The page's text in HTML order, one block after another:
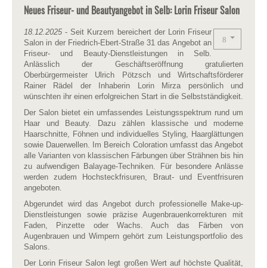
Neues Friseur- und Beautyangebot in Selb: Lorin Friseur Salon
18.12.2025 - Seit Kurzem bereichert der Lorin Friseur
Salon in der Friedrich-Ebert-Straße 31 das Angebot an
Friseur- und Beauty-Dienstleistungen in Selb.
Anlässlich der Geschäftseröffnung gratulierten
Oberbürgermeister Ulrich Pötzsch und Wirtschaftsförderer
Rainer Rädel der Inhaberin Lorin Mirza persönlich und
wünschten ihr einen erfolgreichen Start in die Selbstständigkeit.
Der Salon bietet ein umfassendes Leistungsspektrum rund um
Haar und Beauty. Dazu zählen klassische und moderne
Haarschnitte, Föhnen und individuelles Styling, Haarglättungen
sowie Dauerwellen. Im Bereich Coloration umfasst das Angebot
alle Varianten von klassischen Färbungen über Strähnen bis hin
zu aufwendigen Balayage-Techniken. Für besondere Anlässe
werden zudem Hochsteckfrisuren, Braut- und Eventfrisuren
angeboten.
Abgerundet wird das Angebot durch professionelle Make-up-
Dienstleistungen sowie präzise Augenbrauenkorrekturen mit
Faden, Pinzette oder Wachs. Auch das Färben von
Augenbrauen und Wimpern gehört zum Leistungsportfolio des
Salons.
Der Lorin Friseur Salon legt großen Wert auf höchste Qualität,